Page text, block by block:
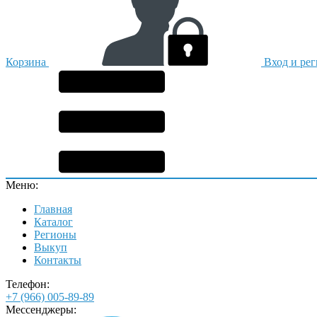
Корзина Вход и
Меню:
Главная
Каталог
Регионы
Выкуп
Контакты
Телефон:
+7 (966) 005-89-89
Мессенджеры: